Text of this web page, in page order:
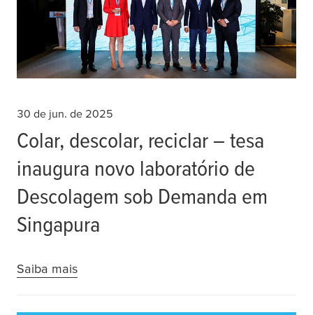
30 de jun. de 2025
Colar, descolar, reciclar – tesa
inaugura novo laboratório de
Descolagem sob Demanda em
Singapura
Saiba mais